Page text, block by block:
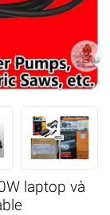
laptop và